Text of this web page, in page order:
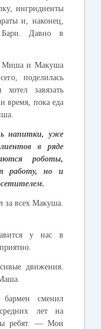
, ингридиенты
и наконец
Бари Давно
в
Миша и Макуша
, поделилась
хотел
завязать
время пока еда
напитки, уже
в
ряде
роботы,
работу,но
и
.
за всех Макуша.
у нас
в
приятно
движения.
бармен
сменил
средних лет
на
ребят. — Мои